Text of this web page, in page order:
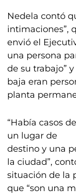
Nedela contó
intimaciones”,
envió el
una persona
de su trabajo”
baja eran
planta
“Había casos
un lugar de
destino y una
la ciudad”,
situación de la
que “son una